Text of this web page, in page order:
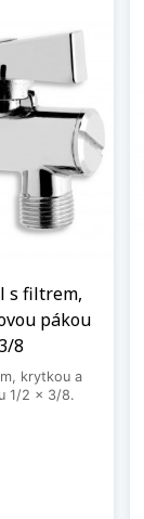
s filtrem,
pákou
8
krytkou a
1/2 x 3/8.